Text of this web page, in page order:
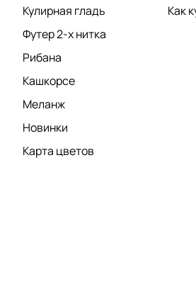
Кулирная гладь
Футер 2-х нитка
Рибана
Кашкорсе
Меланж
Новинки
Карта цветов
Как